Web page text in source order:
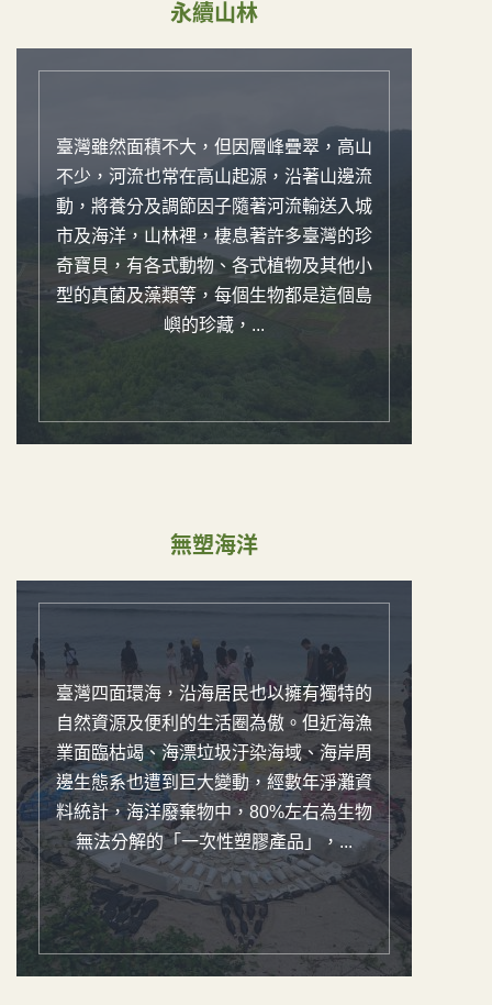
永續山林
臺灣雖然面積不大，但因層峰疊翠，高山
不少，河流也常在高山起源，沿著山邊流
動，將養分及調節因子隨著河流輸送入城
市及海洋，山林裡，棲息著許多臺灣的珍
奇寶貝，有各式動物、各式植物及其他小
型的真菌及藻類等，每個生物都是這個島
嶼的珍藏，...
無塑海洋
臺灣四面環海，沿海居民也以擁有獨特的
自然資源及便利的生活圈為傲。但近海漁
業面臨枯竭、海漂垃圾汙染海域、海岸周
邊生態系也遭到巨大變動，經數年淨灘資
料統計，海洋廢棄物中，80%左右為生物
無法分解的「一次性塑膠產品」，...